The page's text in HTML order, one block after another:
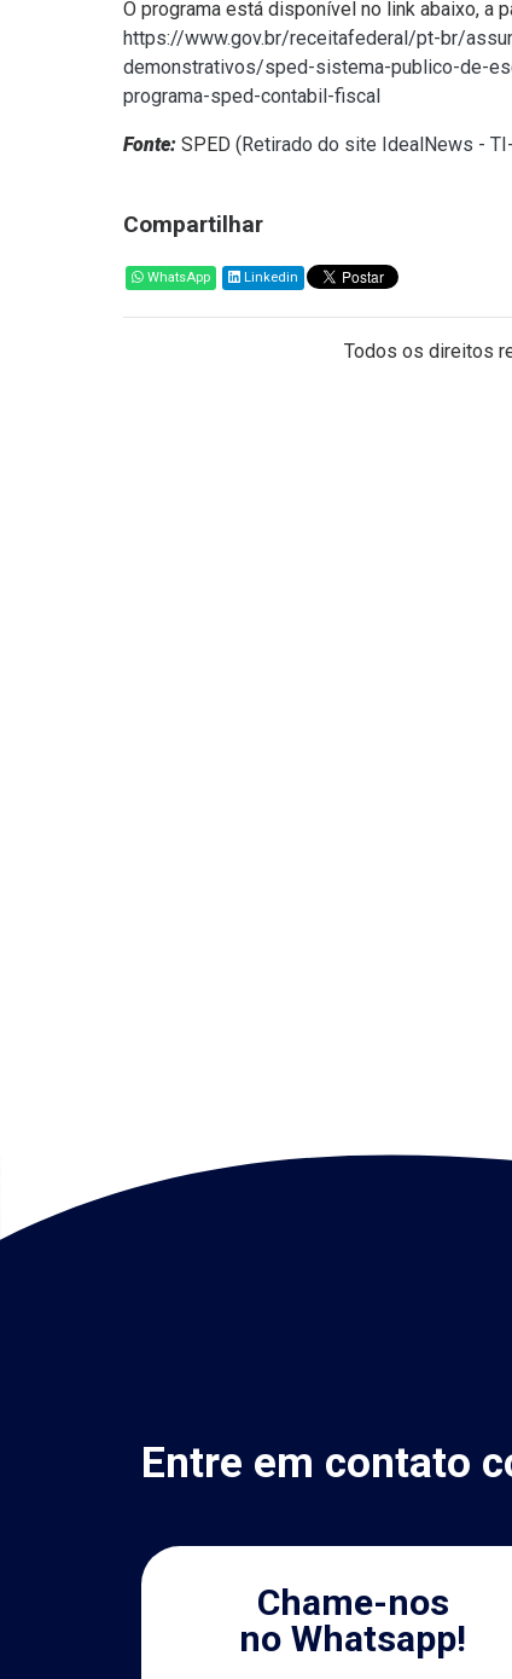
O programa está disponível no link abaixo, a
https://www.gov.br/receitafederal/pt-br/
demonstrativos/sped-sistema-publico-de-
programa-sped-contabil-fiscal
Fonte: SPED (Retirado do site IdealNews -
Compartilhar
WhatsApp Linkedin
Todos os direitos
Entre em contato
Chame-nos
no Whatsapp!